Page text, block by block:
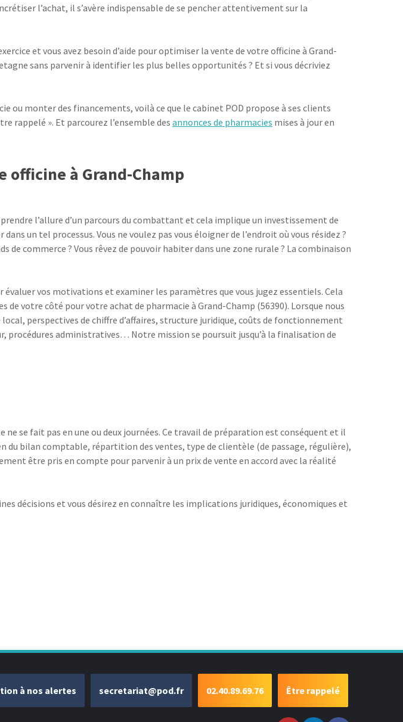
l’achat, il s’avère indispensable de se pencher attentivement sur la
et vous avez besoin d’aide pour optimiser la vente de votre officine à Grand-
sans parvenir à identifier les plus belles opportunités ? Et si vous décriviez
ou monter des financements, voilà ce que le cabinet POD propose à ses clients
rappelé ». Et parcourez l’ensemble des annonces de pharmacies mises à jour en
officine à Grand-Champ
l’allure d’un parcours du combattant et cela implique un investissement de
un tel processus. Vous ne voulez pas vous éloigner de l’endroit où vous résidez ?
de commerce ? Vous rêvez de pouvoir habiter dans une zone rurale ? La combinaison
vos motivations et examiner les paramètres que vous jugez essentiels. Cela
votre côté pour votre achat de pharmacie à Grand-Champ (56390). Lorsque nous
perspectives de chiffre d’affaires, structure juridique, coûts de fonctionnement
procédures administratives… Notre mission se poursuit jusqu’à la finalisation de
se fait pas en une ou deux journées. Ce travail de préparation est conséquent et il
du bilan comptable, répartition des ventes, type de clientèle (de passage, régulière),
être pris en compte pour parvenir à un prix de vente en accord avec la réalité
décisions et vous désirez en connaître les implications juridiques, économiques et
Être rappelé
02.40.89.69.76
secretariat@pod.fr
à nos alertes